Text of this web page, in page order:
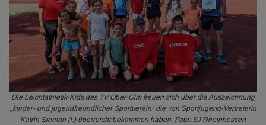
Die Leichtathletik-Kids des TV Ober-Olm freuen sich über die Auszeichnung
„kinder- und jugendfreundlicher Sportverein“ die von Sportjugend-Vertreterin
Katrin Siemon (l.) überreicht bekommen haben. Foto: SJ Rheinhessen